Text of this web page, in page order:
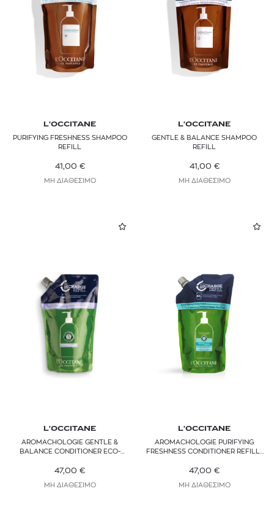
L'OCCITANE
PURIFYING FRESHNESS SHAMPOO
REFILL
41,00 €
ΜΗ ΔΙΑΘΕΣΙΜΟ
L'OCCITANE
GENTLE & BALANCE SHAMPOO
REFILL
41,00 €
ΜΗ ΔΙΑΘΕΣΙΜΟ
L'OCCITANE
AROMACHOLOGIE GENTLE &
BALANCE CONDITIONER ECO-
47,00 €
ΜΗ ΔΙΑΘΕΣΙΜΟ
L'OCCITANE
AROMACHOLOGIE PURIFYING
FRESHNESS CONDITIONER REFILL-
47,00 €
ΜΗ ΔΙΑΘΕΣΙΜΟ